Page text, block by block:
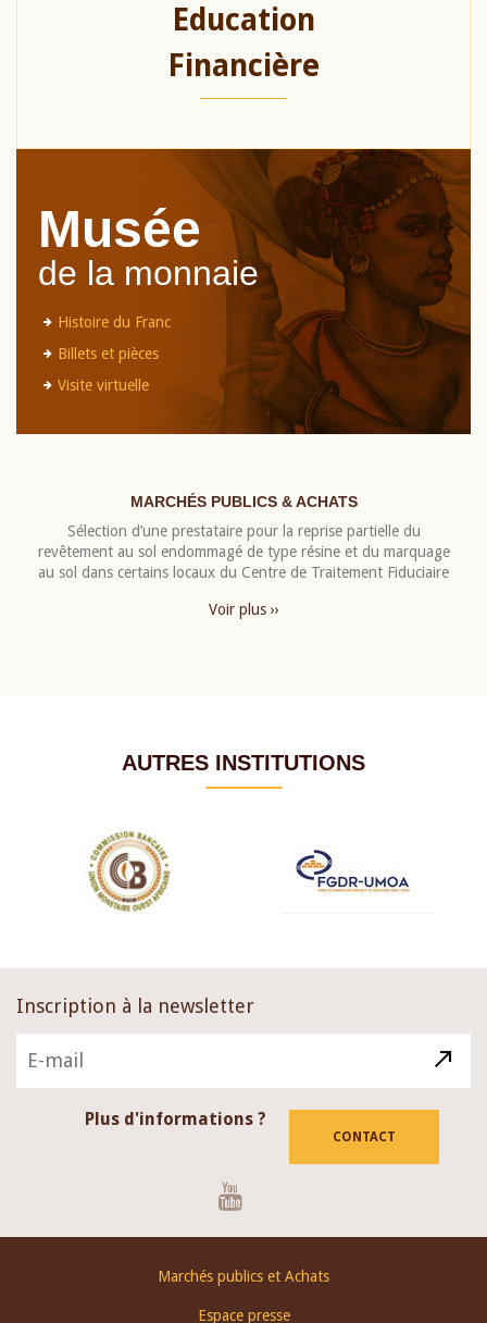
Education
Financière
Musée
de la monnaie
Histoire du Franc
Billets et pièces
Visite virtuelle
MARCHÉS PUBLICS & ACHATS
Sélection d’une prestataire pour la reprise partielle du
revêtement au sol endommagé de type résine et du marquage
au sol dans certains locaux du Centre de Traitement Fiduciaire
Voir plus ››
AUTRES INSTITUTIONS
Inscription à la newsletter
Plus d'informations ?
CONTACT
Marchés publics et Achats
Espace presse